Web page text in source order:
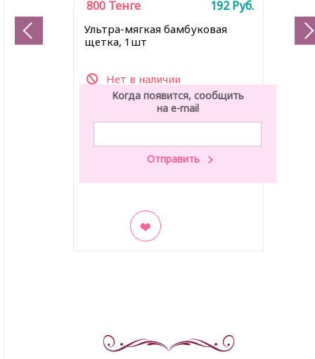
Ультра-мягкая бамбуковая
щетка, 1шт
Нет в наличии
800 Тенге 192Руб.
Когда появится, сообщить
на e-mail